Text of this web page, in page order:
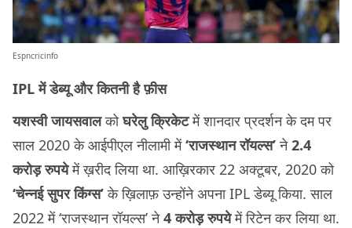
Espncricinfo
IPL में डेब्यू और कितनी है फ़ीस
यशस्वी जायसवालकोघरेलु क्रिकेटमें शानदार प्रदर्शन के दम पर
साल 2020 के आईपीएल नीलामी में‘राजस्थान रॉयल्स’ने2.4
करोड़ रुपयेमें ख़रीद लिया था. आख़िरकार 22 अक्टूबर, 2020 को
‘चेन्नई सुपर किंग्स’के ख़िलाफ़ उन्होंने अपना IPL डेब्यू किया. साल
2022 में ‘राजस्थान रॉयल्स’ ने4 करोड़ रुपयेमें रिटेन कर लिया था.